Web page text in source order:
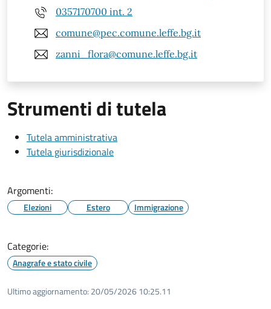
0357170700 int. 2
comune@pec.comune.leffe.bg.it
zanni_flora@comune.leffe.bg.it
Strumenti di tutela
Tutela amministrativa
Tutela giurisdizionale
Argomenti:
Elezioni Estero Immigrazione
Categorie:
Anagrafe e stato civile
Ultimo aggiornamento: 20/05/2026 10:25.11